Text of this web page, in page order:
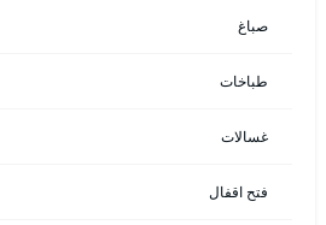
صباغ
طباخات
غسالات
فتح اقفال